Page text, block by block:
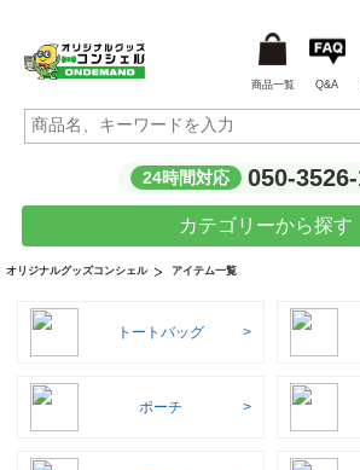
商品一覧 Q&A
24時間対応 050-
カテゴリーから探す
オリジナルグッズコンシェル アイテム一覧
トートバッグ
ポーチ